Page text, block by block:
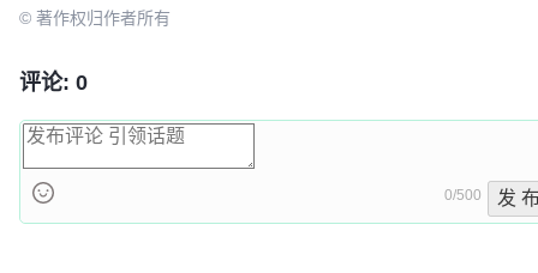
© 著作权归作者所有
评论: 0
0/500 发